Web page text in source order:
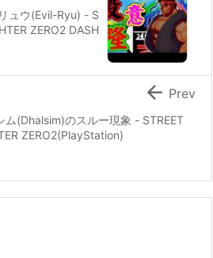
ュウ(Evil-Ryu) - S
ZERO2 DASH
ム(Dhalsim)のスルー現象 - STREET
ZERO2(PlayStation)
 Prev